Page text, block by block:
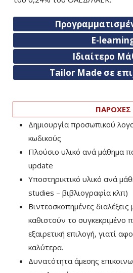
E-
Ιδιαίτερο
Tailor Made σε
ΠΑΡΟΧΕΣ
Δημιουργία προσωπικού
κωδικούς
Πλούσιο υλικό ανά μάθημα
update
Υποστηρικτικό υλικό ανά
studies – βιβλιογραφία κλπ)
Βιντεοσκοπημένες
καθιστούν το συγκεκριμένο
εξαιρετική επιλογή, γιατί
καλύτερα.
Δυνατότητα άμεσης